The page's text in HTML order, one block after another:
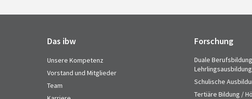
Das ibw
Unsere Kompetenz
Vorstand und Mitglieder
Team
Forschung
Duale
Lehrlingsausbildung
Schulische
Tertiäre Bildung /